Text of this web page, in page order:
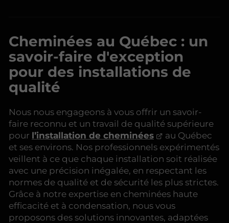
Cheminées au Québec : un
savoir-faire d'exception
pour des installations de
qualité
Nous nous engageons à vous offrir un savoir-
faire reconnu et un travail de qualité supérieure
pour l’installation de cheminées
au Québec
et ses environs. Nos professionnels expérimentés
veillent à ce que chaque installation soit réalisée
avec une précision inégalée, en respectant les
normes de qualité et de sécurité les plus strictes.
Grâce à notre expertise en cheminées haute
efficacité et à condensation, nous vous
proposons des solutions innovantes, adaptées